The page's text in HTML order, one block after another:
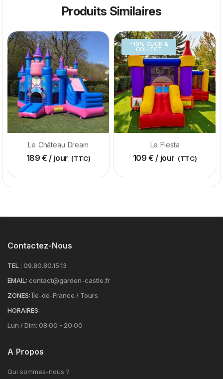
Produits Similaires
Le Château Dream
189€ / jour (TTC)
-10% CLICK &
COLLECT
Le Fiesta
109€ / jour (TTC)
Contactez-Nous
TEL : 09.80.80.15.13
EMAIL: contact@garden-castle.fr
ZONES: Île-de-France / Tours
HORAIRES:
Lun / Dim: 08:00 - 20:00
A Propos
Qui sommes-nous ?